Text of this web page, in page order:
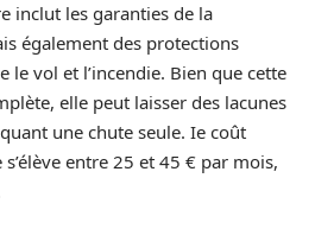
inclut les garanties de la
également des protections
le vol et l’incendie. Bien que cette
elle peut laisser des lacunes
une chute seule. Ie coût
entre 25 et 45 € par mois,